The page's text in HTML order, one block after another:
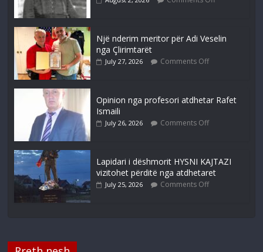
Një nderim meritor për Adi Veselin
nga Çlirimtarët
July 27, 2026 Comments Off
Opinion nga profesori atdhetar Rafet
Ismaili
July 26, 2026 Comments Off
Lapidari i dëshmorit HYSNI KAJTAZI
vizitohet përditë nga atdhetaret
July 25, 2026 Comments Off